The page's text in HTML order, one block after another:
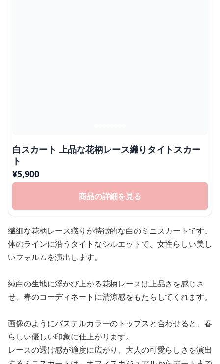
白スカート 上品な花柄レース織りタイトスカー
ト
¥5,900
商品の詳細を見る
繊細な花柄レース織りが特徴的な白のミニスカートです。
体のラインに沿うタイトなシルエットで、女性らしい美し
いフォルムを演出します。
純白の生地に浮かび上がる花柄レースは上品さを感じさ
せ、春のコーディネートに清涼感をもたらしてくれます。
画像のようにパステルカラーのトップスと合わせると、春
らしい優しい印象に仕上がります。
レースの透け感が適度に広がり、大人の可愛らしさを演出